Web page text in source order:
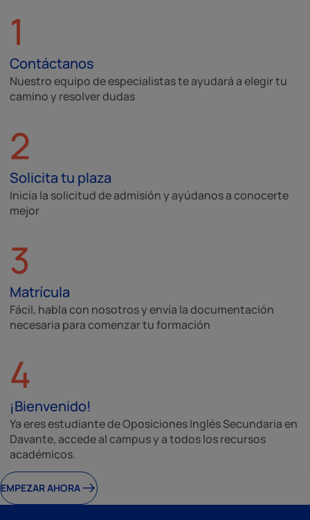
1
Contáctanos
Nuestro equipo de especialistas te ayudará a elegir tu
camino y resolver dudas
2
Solicita tu plaza
Inicia la solicitud de admisión y ayúdanos a conocerte
mejor
3
Matrícula
Fácil, habla con nosotros y envía la documentación
necesaria para comenzar tu formación
4
¡Bienvenido!
Ya eres estudiante de Oposiciones Inglés Secundaria en
Davante, accede al campus y a todos los recursos
académicos.
EMPEZAR AHORA